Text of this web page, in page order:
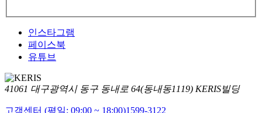
인스타그램
페이스북
유튜브
41061 대구광역시 동구 동내로 64(동내동1119) KERIS빌딩
고객센터 (평일: 09:00 ~ 18:00)1599-3122